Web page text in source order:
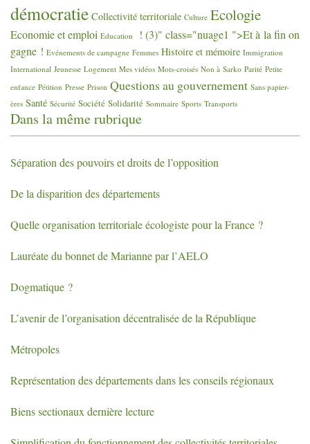
démocratie Collectivité territoriale Culture Ecologie
Economie et emploi Education
! (3)" class="nuage1 ">Et à la fin on
gagne ! Evénements de campagne Femmes Histoire et mémoire Immigration
International Jeunesse Logement Mes vidéos Mots-croisés Non à Sarko Parité Petite
enfance Pétition Presse Prison Questions au gouvernement Sans papier-
ères Santé Sécurité Société Solidarité Sommaire Sports Transports
Dans la même rubrique
Séparation des pouvoirs et droits de l’opposition
De la disparition des départements
Quelle organisation territoriale écologiste pour la France ?
Lauréate du bonnet de Marianne par l’AELO
Dogmatique ?
L’avenir de l’organisation décentralisée de la République
Métropoles
Représentation des départements dans les conseils régionaux
Biens sectionaux dernière lecture